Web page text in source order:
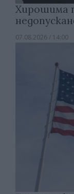
Хирошима
07.08.2026 / 14:00